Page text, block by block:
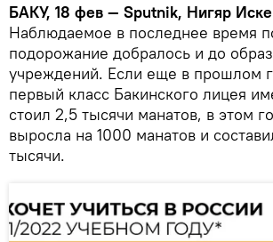
БАКУ, 18 фев — Sputnik, Нигяр
Наблюдаемое в последнее время
подорожание добралось и до
учреждений. Если еще в прошлом
первый класс Бакинского лицея
стоил 2,5 тысячи манатов, в этом
выросла на 1000 манатов и
тысячи.